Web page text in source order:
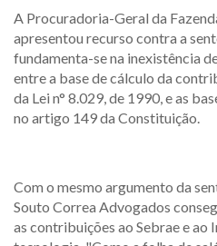
A Procuradoria-Geral da
apresentou recurso contra a
fundamenta-se na inexistência
entre a base de cálculo da
da Lei n° 8.029, de 1990, e as
no artigo 149 da Constituição.
Com o mesmo argumento da
Souto Correa Advogados
as contribuições ao Sebrae e ao